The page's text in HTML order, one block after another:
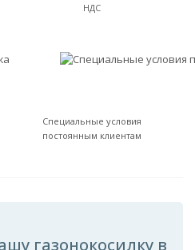
НДС
Специальные условия
постоянным клиентам
газонокосилку в